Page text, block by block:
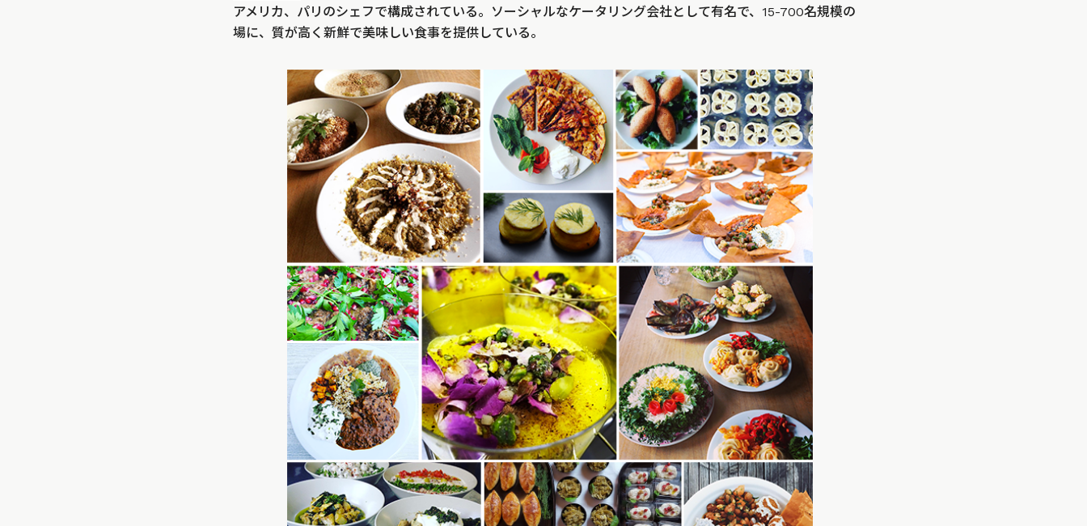
アメリカ、パリのシェフで構成されている。ソーシャルなケータリング会社として有名で、15-700名規模の
場に、質が高く新鮮で美味しい食事を提供している。